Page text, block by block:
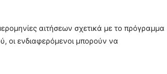
αιτήσεων σχετικά με το πρόγραμμα
οι ενδιαφερόμενοι μπορούν να